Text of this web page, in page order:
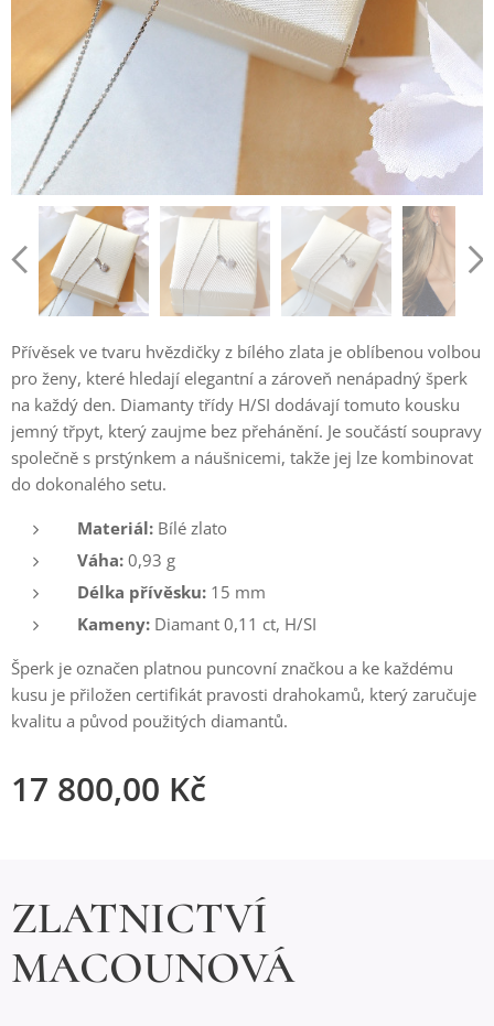
Přívěsek ve tvaru hvězdičky z bílého zlata je oblíbenou volbou
pro ženy, které hledají elegantní a zároveň nenápadný šperk
na každý den. Diamanty třídy H/SI dodávají tomuto kousku
jemný třpyt, který zaujme bez přehánění. Je součástí soupravy
společně s prstýnkem a náušnicemi, takže jej lze kombinovat
do dokonalého setu.
Materiál: Bílé zlato
Váha: 0,93 g
Délka přívěsku: 15 mm
Kameny: Diamant 0,11 ct, H/SI
Šperk je označen platnou puncovní značkou a ke každému
kusu je přiložen certifikát pravosti drahokamů, který zaručuje
kvalitu a původ použitých diamantů.
17 800,00 Kč
ZLATNICTVÍ
MACOUNOVÁ